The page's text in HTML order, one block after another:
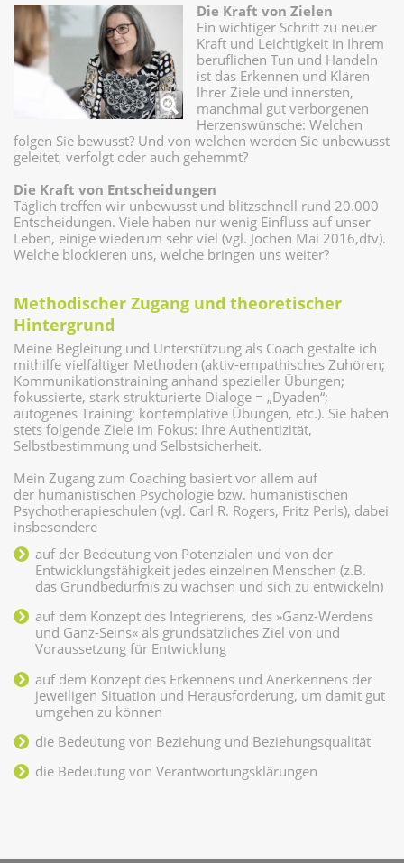
Die Kraft von Zielen
Ein wichtiger Schritt zu neuer
Kraft und Leichtigkeit in Ihrem
beruflichen Tun und Handeln
ist das Erkennen und Klären
Ihrer Ziele und innersten,
manchmal gut verborgenen
Herzenswünsche: Welchen
folgen Sie bewusst? Und von welchen werden Sie unbewusst
geleitet, verfolgt oder auch gehemmt?
Die Kraft von Entscheidungen
Täglich treffen wir unbewusst und blitzschnell rund 20.000
Entscheidungen. Viele haben nur wenig Einfluss auf unser
Leben, einige wiederum sehr viel (vgl. Jochen Mai 2016,dtv).
Welche blockieren uns, welche bringen uns weiter?
Methodischer Zugang und theoretischer
Hintergrund
Meine Begleitung und Unterstützung als Coach gestalte ich
mithilfe vielfältiger Methoden (aktiv-empathisches Zuhören;
Kommunikationstraining anhand spezieller Übungen;
fokussierte, stark strukturierte Dialoge = „Dyaden“;
autogenes Training; kontemplative Übungen, etc.). Sie haben
stets folgende Ziele im Fokus: Ihre Authentizität,
Selbstbestimmung und Selbstsicherheit.
Mein Zugang zum Coaching basiert vor allem auf
der humanistischen Psychologie bzw. humanistischen
Psychotherapieschulen (vgl. Carl R. Rogers, Fritz Perls), dabei
insbesondere
auf der Bedeutung von Potenzialen und von der
Entwicklungsfähigkeit jedes einzelnen Menschen (z.B.
das Grundbedürfnis zu wachsen und sich zu entwickeln)
auf dem Konzept des Integrierens, des »Ganz-Werdens
und Ganz-Seins« als grundsätzliches Ziel von und
Voraussetzung für Entwicklung
auf dem Konzept des Erkennens und Anerkennens der
jeweiligen Situation und Herausforderung, um damit gut
umgehen zu können
die Bedeutung von Beziehung und Beziehungsqualität
die Bedeutung von Verantwortungsklärungen